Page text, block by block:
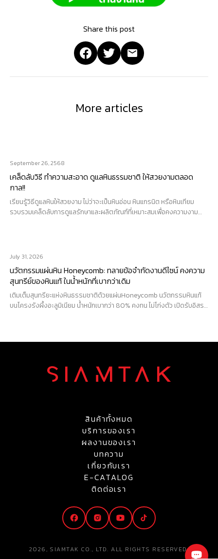
Share this post
More articles
September 26, 2568
เคล็ดลับวิธี ทำความสะอาด ดูแลหินธรรมชาติ ให้สวยงามตลอด
กาล!!
เรียนรู้วิธีดูแลหินให้สวยงาม ไม่ว่าจะเป็นหินอ่อน หินแกรนิต หรือหินเทียม
รวบรวมเคล็ดลับการดูแลรักษาและผลิตภัณฑ์ที่เหมาะสมเพื่อคงความงาม
July 31, 2026
นวัตกรรมแผ่นหิน Honeycomb: ทลายข้อจำกัดงานดีไซน์ คงความ
สุนทรีย์ของหินแท้ ในน้ำหนักที่เบากว่าเดิม
เติมเต็มสุนทรียะแห่งหินธรรมชาติด้วยแผ่นHoneycomb นวัตกรรมหินแท้
บนโครงรังผึ้งอะลูมิเนียม น้ำหนักเบากว่า 80% คงทน ไม่โก่งตัว เปิดรับอิสระ
สินค้าทั้งหมด
บริการของเรา
ผลงานของเรา
บทความ
เกี่ยวกับเรา
E-CATALOG
ติดต่อเรา
2026, SIAMTAK CO., LTD. ALL RIGHTS RESERVED.